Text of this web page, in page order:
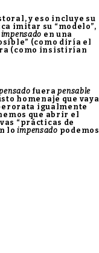
y eso incluye su
imitar su “modelo”,
impensado en una
(como diría el
(como insistirían
fuerapensable
homenaje que vaya
igualmente
que abrir el
“prácticas de
loimpensado podemos